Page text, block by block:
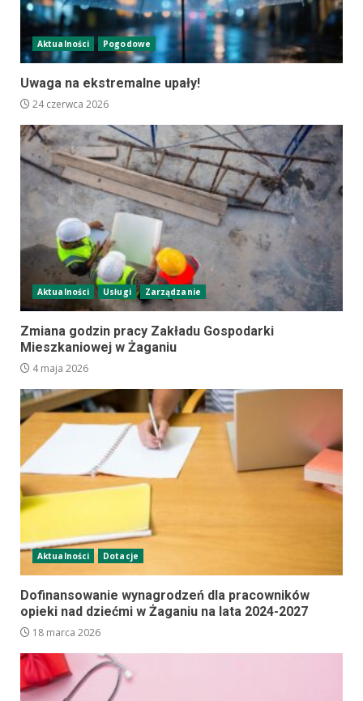
Aktualności Pogodowe
Uwaga na ekstremalne upały!
24 czerwca 2026
Aktualności Usługi Zarządzanie
Zmiana godzin pracy Zakładu Gospodarki
Mieszkaniowej w Żaganiu
4 maja 2026
Aktualności Dotacje
Dofinansowanie wynagrodzeń dla pracowników
opieki nad dziećmi w Żaganiu na lata 2024-2027
18 marca 2026